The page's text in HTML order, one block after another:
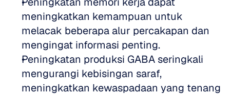
meningkatkan kemampuan untuk
melacak beberapa alur percakapan dan
mengingat informasi penting.
Peningkatan produksi GABA seringkali
mengurangi kebisingan saraf,
meningkatkan kewaspadaan yang tenang